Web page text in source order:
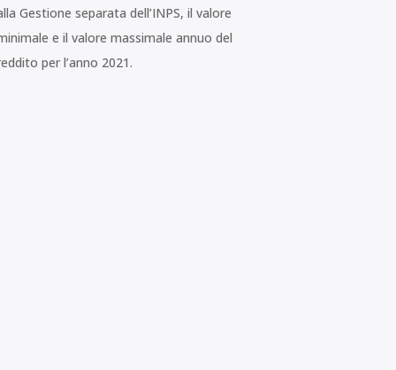
Gestione separata dell’INPS, il valore
e il valore massimale annuo del
per l’anno 2021.